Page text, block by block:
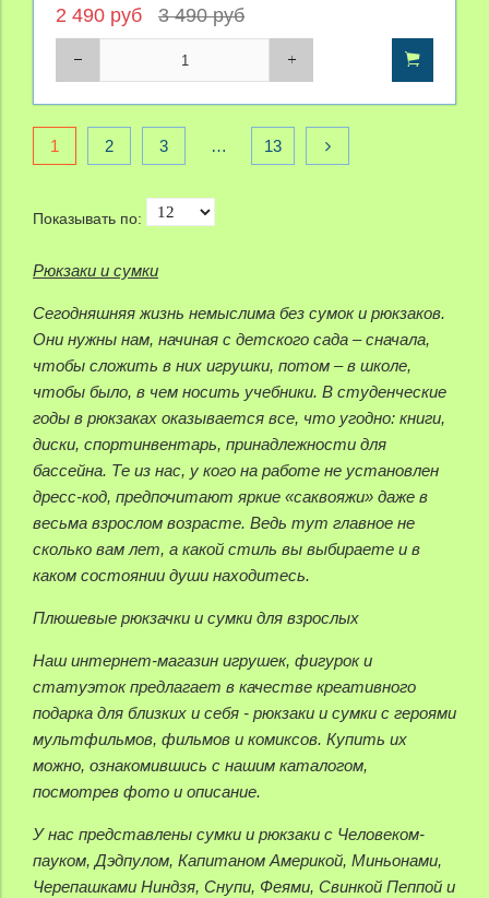
2 490 руб 3 490 руб
1 2 3 … 13
Показывать по:
Рюкзаки и сумки
Сегодняшняя жизнь немыслима без сумок и рюкзаков.
Они нужны нам, начиная с детского сада – сначала,
чтобы сложить в них игрушки, потом – в школе,
чтобы было, в чем носить учебники. В студенческие
годы в рюкзаках оказывается все, что угодно: книги,
диски, спортинвентарь, принадлежности для
бассейна. Те из нас, у кого на работе не установлен
дресс-код, предпочитают яркие «саквояжи» даже в
весьма взрослом возрасте. Ведь тут главное не
сколько вам лет, а какой стиль вы выбираете и в
каком состоянии души находитесь.
Плюшевые рюкзачки и сумки для взрослых
Наш интернет-магазин игрушек, фигурок и
статуэток предлагает в качестве креативного
подарка для близких и себя - рюкзаки и сумки с героями
мультфильмов, фильмов и комиксов. Купить их
можно, ознакомившись с нашим каталогом,
посмотрев фото и описание.
У нас представлены сумки и рюкзаки с Человеком-
пауком, Дэдпулом, Капитаном Америкой, Миньонами,
Черепашками Ниндзя, Снупи, Феями, Свинкой Пеппой и